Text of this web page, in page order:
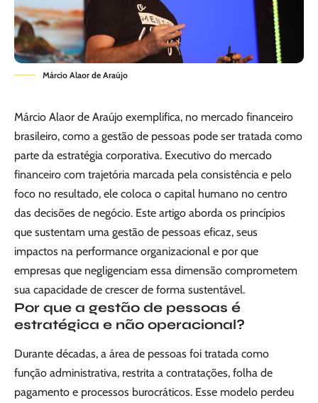
Márcio Alaor de Araújo
Márcio Alaor de Araújo exemplifica, no mercado financeiro
brasileiro, como a gestão de pessoas pode ser tratada como
parte da estratégia corporativa. Executivo do mercado
financeiro com trajetória marcada pela consistência e pelo
foco no resultado, ele coloca o capital humano no centro
das decisões de negócio. Este artigo aborda os princípios
que sustentam uma gestão de pessoas eficaz, seus
impactos na performance organizacional e por que
empresas que negligenciam essa dimensão comprometem
sua capacidade de crescer de forma sustentável.
Por que a gestão de pessoas é
estratégica e não operacional?
Durante décadas, a área de pessoas foi tratada como
função administrativa, restrita a contratações, folha de
pagamento e processos burocráticos. Esse modelo perdeu